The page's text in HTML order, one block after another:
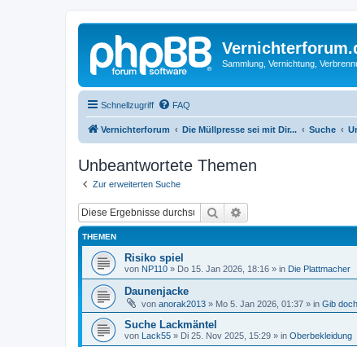
Sammlung, Vernichtung,
Schnellzugriff FAQ
Vernichterforum Die Müllpresse sei mit Dir... Suche
Unbeantwortete Themen
Zur erweiterten Suche
Suche
THEMEN
Risiko spiel
von NP110 » Do 15. Jan 2026, 18:16 » in Die Plattmacher
Daunenjacke
von anorak2013 » Mo 5. Jan 2026, 01:37 » in Gib
Suche Lackmäntel
von Lack55 » Di 25. Nov 2025, 15:29 » in Oberbekleidung